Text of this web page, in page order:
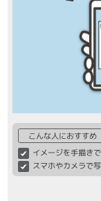
こんな人におすすめ
イメージを手描き
スマホやカメラで